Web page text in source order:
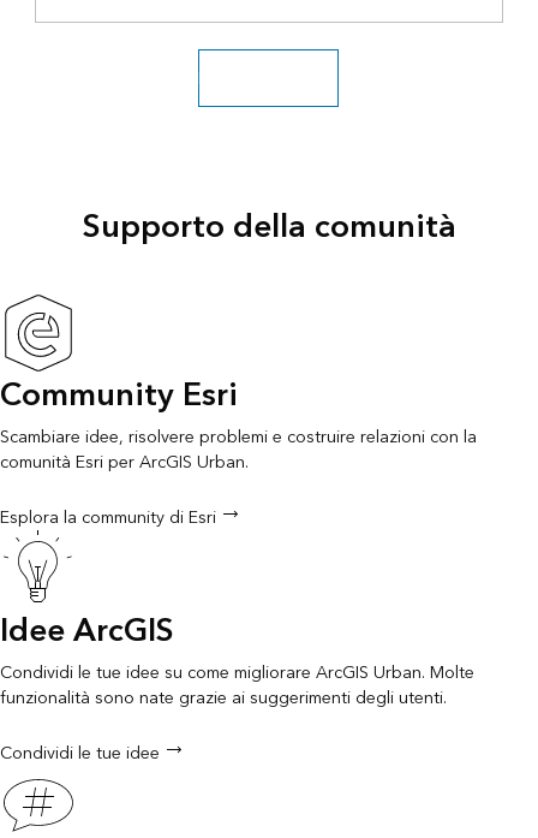
Esplora altri video
Supporto della comunità
Community Esri
Scambiare idee, risolvere problemi e costruire relazioni con la
comunità Esri per ArcGIS Urban.
Esplora la community di Esri
Idee ArcGIS
Condividi le tue idee su come migliorare ArcGIS Urban. Molte
funzionalità sono nate grazie ai suggerimenti degli utenti.
Condividi le tue idee